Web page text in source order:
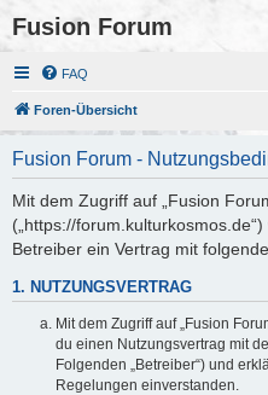
Fusion Forum
FAQ
Foren-Übersicht
Fusion Forum -
Mit dem Zugriff auf „Fusion
(„https://
Betreiber ein Vertrag mit
1. NUTZUNGSVERTRAG
Mit dem Zugriff auf „Fusion
du einen Nutzungsvertrag mit
Folgenden „Betreiber“) und
Regelungen einverstanden.